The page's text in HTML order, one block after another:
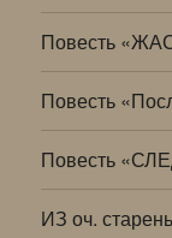
Повесть
Повесть
Повесть
ИЗ оч.